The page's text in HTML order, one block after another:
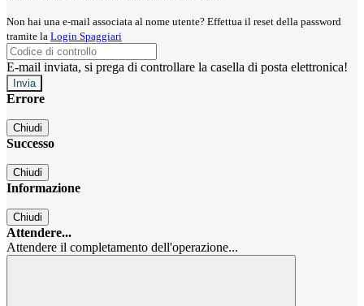
Non hai una e-mail associata al nome utente? Effettua il reset della password
tramite la Login Spaggiari
E-mail inviata, si prega di controllare la casella di posta elettronica!
Errore
Chiudi
Successo
Chiudi
Informazione
Chiudi
Attendere...
Attendere il completamento dell'operazione...